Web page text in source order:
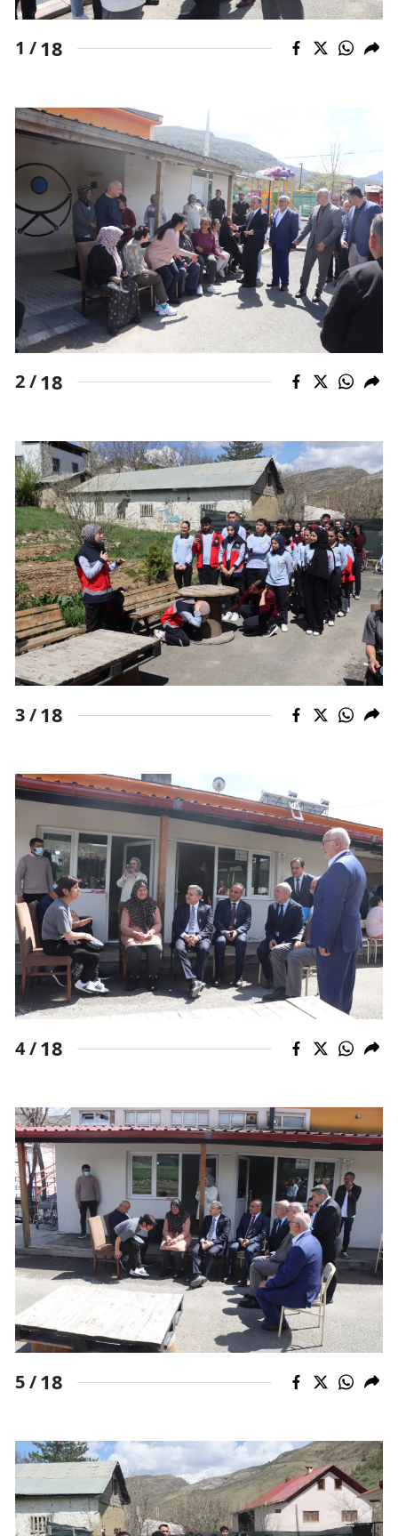
1 /18
2 /18
3 /18
4 /18
5 /18